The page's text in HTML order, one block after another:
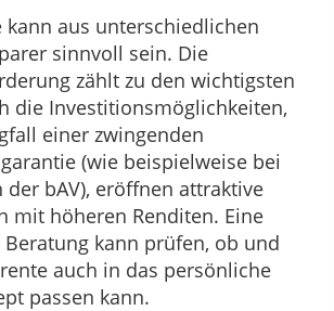
kann aus unterschiedlichen
sinnvoll sein. Die
zählt zu den wichtigsten
die Investitionsmöglichkeiten,
einer zwingenden
(wie beispielweise bei
der bAV), eröffnen attraktive
mit höheren Renditen. Eine
kann prüfen, ob und
auch in das persönliche
passen kann.